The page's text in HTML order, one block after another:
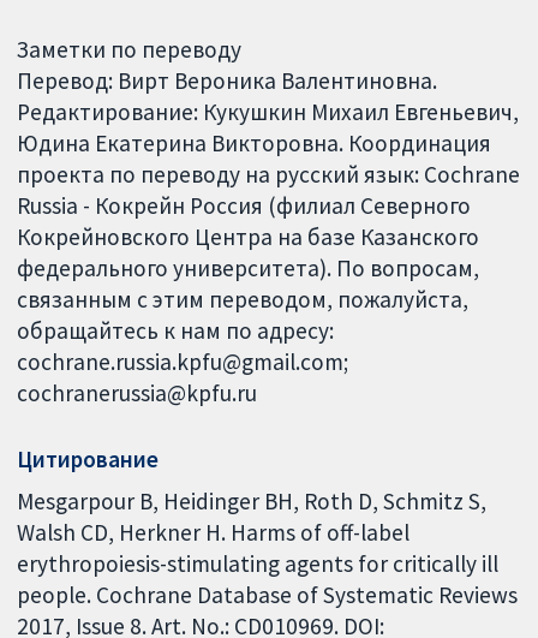
Заметки по переводу
Перевод: Вирт Вероника Валентиновна.
Редактирование: Кукушкин Михаил Евгеньевич,
Юдина Екатерина Викторовна. Координация
проекта по переводу на русский язык: Cochrane
Russia - Кокрейн Россия (филиал Северного
Кокрейновского Центра на базе Казанского
федерального университета). По вопросам,
связанным с этим переводом, пожалуйста,
обращайтесь к нам по адресу:
cochrane.russia.kpfu@gmail.com;
cochranerussia@kpfu.ru
Цитирование
Mesgarpour B, Heidinger BH, Roth D, Schmitz S,
Walsh CD, Herkner H. Harms of off-label
erythropoiesis-stimulating agents for critically ill
people. Cochrane Database of Systematic Reviews
2017, Issue 8. Art. No.: CD010969. DOI: